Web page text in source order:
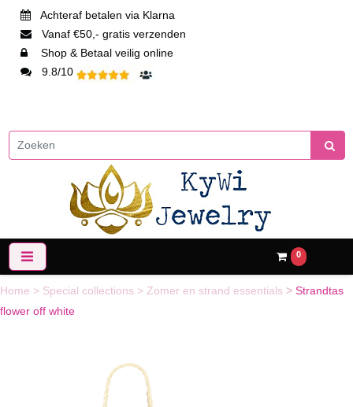
Achteraf betalen via Klarna
Vanaf €50,- gratis verzenden
Shop & Betaal veilig online
9.8/10
0
Home > Special collections > Zomer en strand essentials > Strandtas
flower off white